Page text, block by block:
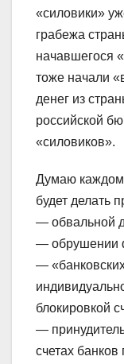
«силовики»
грабежа
начавшегося
тоже начали
денег из
российской
«силовиков».
Думаю
будет делать
— обвальной
— обрушении
—
блокировкой
—
счетах